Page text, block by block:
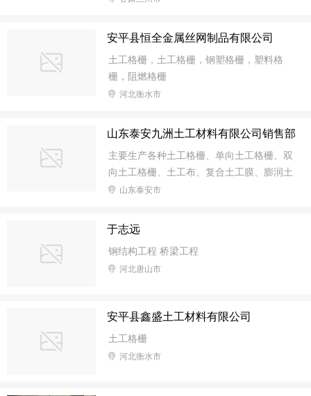
原有生产设备, 并自主研发制造了多种加工
设备,拥有德国卡尔迈耶（KARL MAYER ）
高速“拉舍尔”经编机、玛里莫（MALIM0）
多轴向织机、道尼尔织机、单双向格栅生产
线及系列工程混凝土纤维拉切机组，并掌握
经营各种土工格栅、土工格室、工程混凝土
材料,广泛应用于公路、铁路、水利、
安平县恒全金属丝网制品有限公司
土工格栅，土工格栅，钢塑格栅，塑料格
栅，阻燃格栅
河北衡水市
山东泰安九洲土工材料有限公司销售部
主要生产各种土工格栅、单向土工格栅、双
向土工格栅、土工布、复合土工膜、膨润土
防水垫、三维植被网、土工网、生态袋、排
波纹管，软式透水管产品，主要应用于填
海、公路、铁路、水利、电力、水土保持及
环境绿化与基础建设领域，已被广泛应用于
水土保持、高速公路、铁路等多项国家重点
山东泰安市
于志远
钢结构工程 桥梁工程
河北唐山市
安平县鑫盛土工材料有限公司
土工格栅
河北衡水市